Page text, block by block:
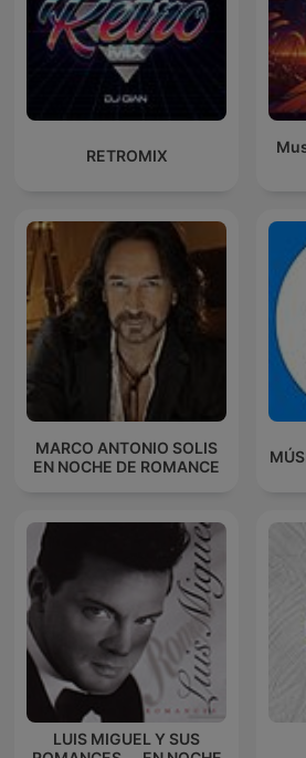
RETROMIX
MARCO ANTONIO SOLIS
EN NOCHE DE ROMANCE
LUIS MIGUEL Y SUS